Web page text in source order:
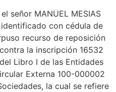
señor MANUEL MESIAS
identificado con cédula de
recurso de reposición
la inscripción 16532
Libro I de las Entidades
Externa 100-000002
la cual se refiere